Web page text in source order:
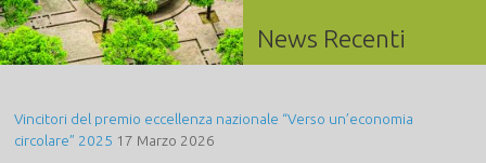
News Recenti
Vincitori del premio eccellenza nazionale “Verso un’economia
circolare” 2025 17 Marzo 2026